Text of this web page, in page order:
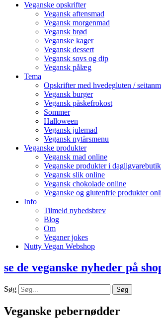
Veganske opskrifter
Vegansk aftensmad
Vegansk morgenmad
Vegansk brød
Veganske kager
Vegansk dessert
Vegansk sovs og dip
Vegansk pålæg
Tema
Opskrifter med hvedegluten /
Vegansk burger
Vegansk påskefrokost
Sommer
Halloween
Vegansk julemad
Vegansk nytårsmenu
Veganske produkter
Vegansk mad online
Veganske produkter i
Vegansk slik online
Vegansk chokolade online
Veganske og glutenfrie produkter
Info
Tilmeld nyhedsbrev
Blog
Om
Veganer jokes
Nutty Vegan Webshop
se de veganske nyheder på
Søg Søg
Veganske pebernødder